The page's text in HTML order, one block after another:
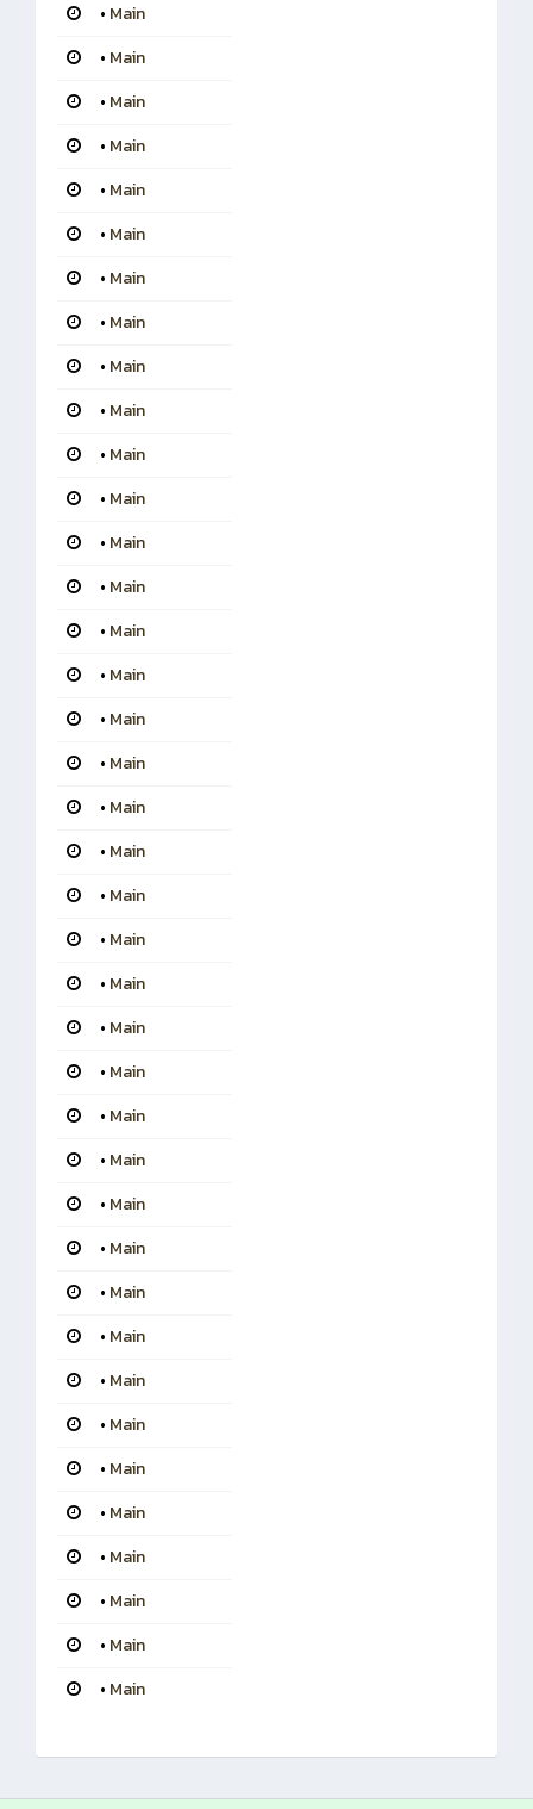
• Main
• Main
• Main
• Main
• Main
• Main
• Main
• Main
• Main
• Main
• Main
• Main
• Main
• Main
• Main
• Main
• Main
• Main
• Main
• Main
• Main
• Main
• Main
• Main
• Main
• Main
• Main
• Main
• Main
• Main
• Main
• Main
• Main
• Main
• Main
• Main
• Main
• Main
• Main